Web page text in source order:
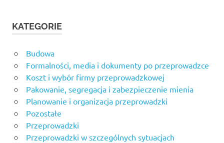
KATEGORIE
Budowa
Formalności, media i dokumenty po przeprowadzce
Koszt i wybór firmy przeprowadzkowej
Pakowanie, segregacja i zabezpieczenie mienia
Planowanie i organizacja przeprowadzki
Pozostałe
Przeprowadzki
Przeprowadzki w szczególnych sytuacjach